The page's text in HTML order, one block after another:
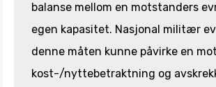
balanse mellom en motstanders
egen kapasitet. Nasjonal militær
denne måten kunne påvirke en
kost-/nyttebetraktning og